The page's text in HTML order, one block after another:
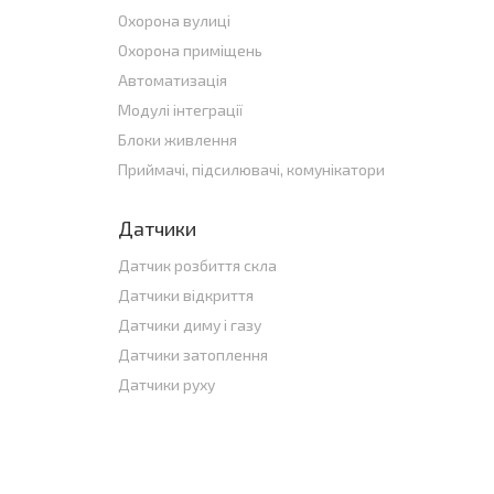
Охорона вулиці
Охорона приміщень
Автоматизація
Модулі інтеграції
Блоки живлення
Приймачі, підсилювачі, комунікатори
Датчики
Датчик розбиття скла
Датчики відкриття
Датчики диму і газу
Датчики затоплення
Датчики руху